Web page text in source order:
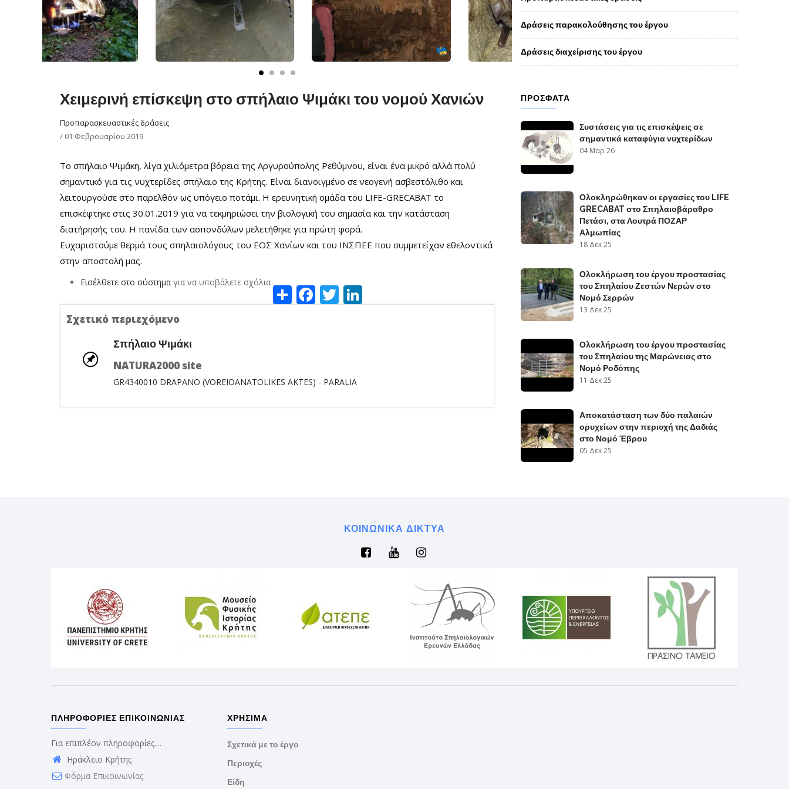
Χειμερινή επίσκεψη στο σπήλαιο Ψιμάκι του νομού Χανιών
Προπαρασκευαστικές δράσεις
/ 01 Φεβρουαρίου 2019
Το σπήλαιο Ψιμάκη, λίγα χιλιόμετρα βόρεια της Αργυρούπολης Ρεθύμνου, είναι ένα μικρό αλλά πολύ
σημαντικό για τις νυχτερίδες σπήλαιο της Κρήτης. Είναι διανοιγμένο σε νεογενή ασβεστόλιθο και
λειτουργούσε στο παρελθόν ως υπόγειο ποτάμι. Η ερευνητική ομάδα του LIFE-GRECABAT το
επισκέφτηκε στις 30.01.2019 για να τεκμηριώσει την βιολογική του σημασία και την κατάσταση
διατήρησής του. Η πανίδα των ασπονδύλων μελετήθηκε για πρώτη φορά.
Ευχαριστούμε θερμά τους σπηλαιολόγους του ΕΟΣ Χανίων και του ΙΝΣΠΕΕ που συμμετείχαν εθελοντικά
στην αποστολή μας.
Εισέλθετε στο σύστημα για να υποβάλετε σχόλια ShareFacebook
Twitter
Σχετικό περιεχόμενο
Σπήλαιο Ψιμάκι
NATURA2000 site
GR4340010 DRAPANO (VOREIOANATOLIKES AKTES) - PARALIA
Δράσεις παρακολούθησης του έργου
Δράσεις διαχείρισης του έργου
ΠΡΌΣΦΑΤΑ
Συστάσεις για τις επισκέψεις σε
σημαντικά καταφύγια νυχτερίδων
04 Μαρ 26
Ολοκληρώθηκαν οι εργασίες του LIFE
GRECABAT στο Σπηλαιοβάραθρο
Πετάσι, στα Λουτρά ΠΟΖΑΡ
Αλμωπίας
18 Δεκ 25
Ολοκλήρωση του έργου προστασίας
του Σπηλαίου Ζεστών Νερών στο
Νομό Σερρών
13 Δεκ 25
Ολοκλήρωση του έργου προστασίας
του Σπηλαίου της Μαρώνειας στο
Νομό Ροδόπης
11 Δεκ 25
Αποκατάσταση των δύο παλαιών
ορυχείων στην περιοχή της Δαδιάς
στο Νομό Έβρου
05 Δεκ 25
ΚΟΙΝΩΝΙΚΆ ΔΊΚΤΥΑ
ΠΛΗΡΟΦΟΡΊΕΣ ΕΠΙΚΟΙΝΩΝΊΑΣ
Για επιπλέον πληροφορίες....
Ηράκλειο Κρήτης
Φόρμα Επικοινωνίας
ΧΡΉΣΙΜΑ
Σχετικά με το έργο
Περιοχές
Είδη